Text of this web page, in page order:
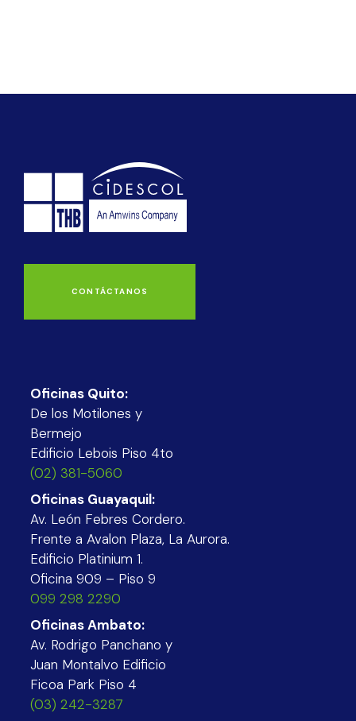
CONTÁCTANOS
Oficinas Quito:
De los Motilones y
Bermejo
Edificio Lebois Piso 4to
(02) 381-5060
Oficinas Guayaquil:
Av. León Febres Cordero.
Frente a Avalon Plaza, La Aurora.
Edificio Platinium 1.
Oficina 909 – Piso 9
099 298 2290
Oficinas Ambato:
Av. Rodrigo Panchano y
Juan Montalvo Edificio
Ficoa Park Piso 4
(03) 242-3287